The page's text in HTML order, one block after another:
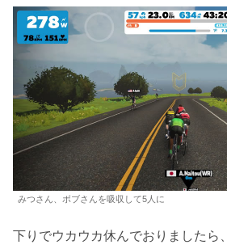
みつさん、ボブさんを吸収して5人に
下りでウカウカ休んでおりましたら、